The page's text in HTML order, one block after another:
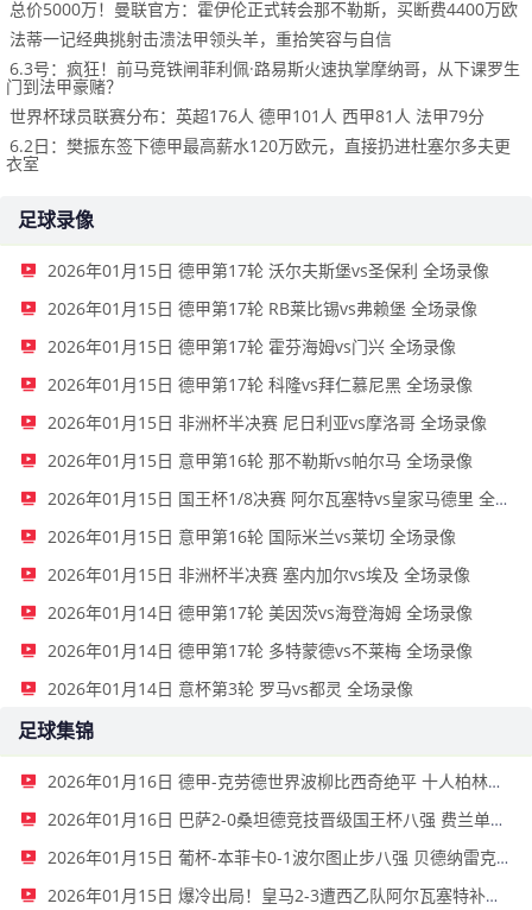
总价5000万！曼联官方：霍伊伦正式转会那不勒斯，买断费4400万欧
法蒂一记经典挑射击溃法甲领头羊，重拾笑容与自信
6.3号：疯狂！前马竞铁闸菲利佩·路易斯火速执掌摩纳哥，从下课罗生
门到法甲豪赌？
世界杯球员联赛分布：英超176人 德甲101人 西甲81人 法甲79分
6.2日：樊振东签下德甲最高薪水120万欧元，直接扔进杜塞尔多夫更
衣室
足球录像
2026年01月15日 德甲第17轮 沃尔夫斯堡vs圣保利 全场录像
2026年01月15日 德甲第17轮 RB莱比锡vs弗赖堡 全场录像
2026年01月15日 德甲第17轮 霍芬海姆vs门兴 全场录像
2026年01月15日 德甲第17轮 科隆vs拜仁慕尼黑 全场录像
2026年01月15日 非洲杯半决赛 尼日利亚vs摩洛哥 全场录像
2026年01月15日 意甲第16轮 那不勒斯vs帕尔马 全场录像
2026年01月15日 国王杯1/8决赛 阿尔瓦塞特vs皇家马德里 全场录像
2026年01月15日 意甲第16轮 国际米兰vs莱切 全场录像
2026年01月15日 非洲杯半决赛 塞内加尔vs埃及 全场录像
2026年01月14日 德甲第17轮 美因茨vs海登海姆 全场录像
2026年01月14日 德甲第17轮 多特蒙德vs不莱梅 全场录像
2026年01月14日 意杯第3轮 罗马vs都灵 全场录像
足球集锦
2026年01月16日 德甲-克劳德世界波柳比西奇绝平 十人柏林联合1-1奥格斯堡
2026年01月16日 巴萨2-0桑坦德竞技晋级国王杯八强 费兰单刀球破门亚马尔建功
2026年01月15日 葡杯-本菲卡0-1波尔图止步八强 贝德纳雷克制胜帕夫利季斯失良机
2026年01月15日 爆冷出局！皇马2-3遭西乙队阿尔瓦塞特补时绝杀 无缘国王杯8强